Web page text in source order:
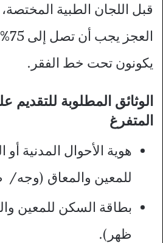
قبل اللجان الطبية
يكونون تحت خط الفقر.
الوثائق المطلوبة للتقديم
المتفرغ
هوية الأحوال المدنية أو
للمعين والمعاق
بطاقة السكن للمعين
ظهر).